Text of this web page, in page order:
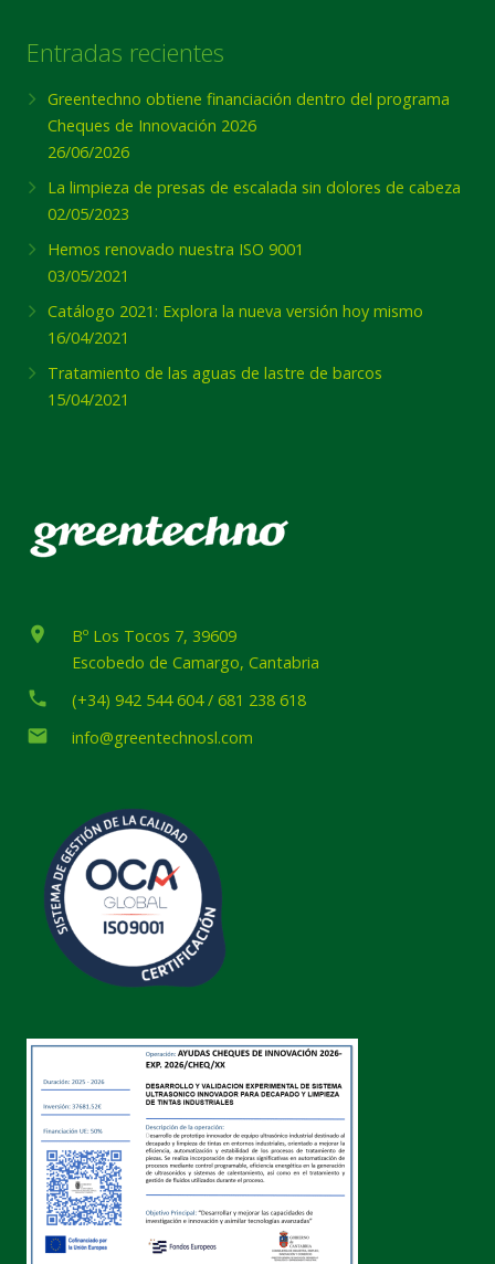
Entradas recientes
Greentechno obtiene financiación dentro del programa
Cheques de Innovación 2026
26/06/2026
La limpieza de presas de escalada sin dolores de cabeza
02/05/2023
Hemos renovado nuestra ISO 9001
03/05/2021
Catálogo 2021: Explora la nueva versión hoy mismo
16/04/2021
Tratamiento de las aguas de lastre de barcos
15/04/2021
place
Bº Los Tocos 7, 39609
Escobedo de Camargo, Cantabria
phone (+34) 942 544 604 / 681 238 618
email info@greentechnosl.com